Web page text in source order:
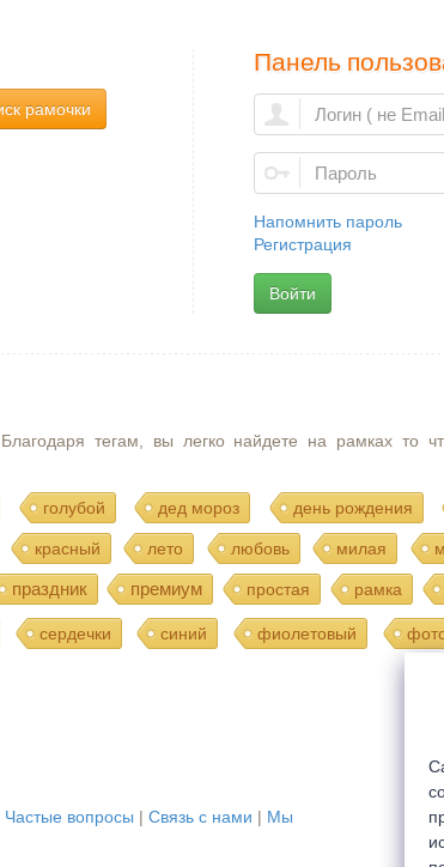
рамочки
Панель
Напомнить пароль
Регистрация
Войти
тегам, вы легко найдете на рамках то
голубой дед мороз день рождения
красный лето любовь милая
праздник премиум простая рамка
сердечки синий фиолетовый
Частые вопросы | Связь с нами | Мы